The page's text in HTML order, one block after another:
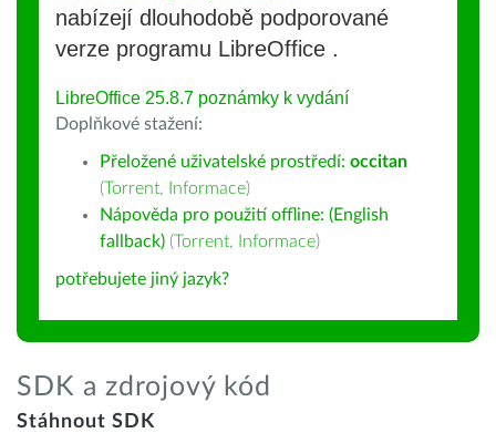
nabízejí dlouhodobě podporované
verze programu LibreOffice .
LibreOffice 25.8.7 poznámky k vydání
Doplňkové stažení:
Přeložené uživatelské prostředí: occitan
(Torrent, Informace)
Nápověda pro použití offline: (English
fallback) (Torrent, Informace)
potřebujete jiný jazyk?
SDK a zdrojový kód
Stáhnout SDK